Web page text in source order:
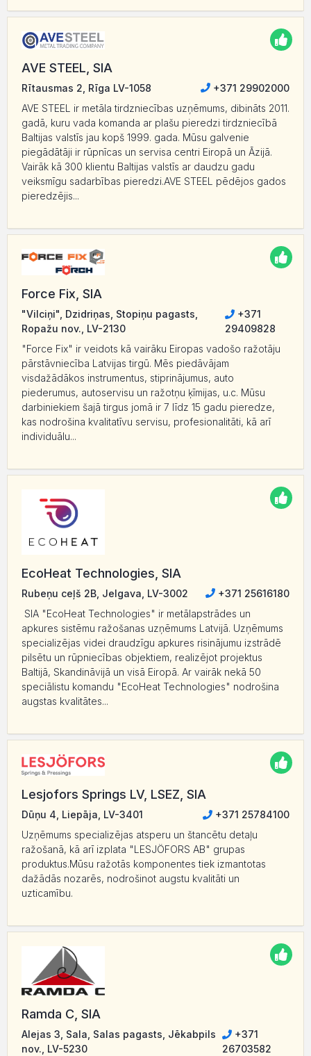
AVE STEEL, SIA
Rītausmas 2, Rīga LV-1058
+371 29902000
AVE STEEL ir metāla tirdzniecības uzņēmums, dibināts 2011.
gadā, kuru vada komanda ar plašu pieredzi tirdzniecībā
Baltijas valstīs jau kopš 1999. gada. Mūsu galvenie
piegādātāji ir rūpnīcas un servisa centri Eiropā un Āzijā.
Vairāk kā 300 klientu Baltijas valstīs ar daudzu gadu
veiksmīgu sadarbības pieredzi.AVE STEEL pēdējos gados
pieredzējis...
Force Fix, SIA
"Vilciņi", Dzidriņas, Stopiņu pagasts,
Ropažu nov., LV-2130
+371
29409828
"Force Fix" ir veidots kā vairāku Eiropas vadošo ražotāju
pārstāvniecība Latvijas tirgū. Mēs piedāvājam
visdažādākos instrumentus, stiprinājumus, auto
piederumus, autoservisu un ražotņu ķīmijas, u.c. Mūsu
darbiniekiem šajā tirgus jomā ir 7 līdz 15 gadu pieredze,
kas nodrošina kvalitatīvu servisu, profesionalitāti, kā arī
individuālu...
EcoHeat Technologies, SIA
Rubeņu ceļš 2B, Jelgava, LV-3002
+371 25616180
SIA "EcoHeat Technologies" ir metālapstrādes un
apkures sistēmu ražošanas uzņēmums Latvijā. Uzņēmums
specializējas videi draudzīgu apkures risinājumu izstrādē
pilsētu un rūpniecības objektiem, realizējot projektus
Baltijā, Skandināvijā un visā Eiropā. Ar vairāk nekā 50
speciālistu komandu "EcoHeat Technologies" nodrošina
augstas kvalitātes...
Lesjofors Springs LV, LSEZ, SIA
Dūņu 4, Liepāja, LV-3401
+371 25784100
Uzņēmums specializējas atsperu un štancētu detaļu
ražošanā, kā arī izplata "LESJÖFORS AB" grupas
produktus.Mūsu ražotās komponentes tiek izmantotas
dažādās nozarēs, nodrošinot augstu kvalitāti un
uzticamību.
Ramda C, SIA
Alejas 3, Sala, Salas pagasts, Jēkabpils
nov., LV-5230
+371
26703582